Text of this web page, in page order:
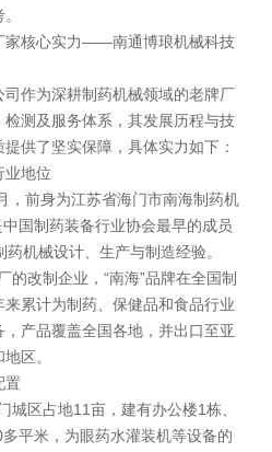
核心实力——南通博琅机械科技
作为深耕制药机械领域的老牌厂
测及服务体系，其发展历程与技
供了坚实保障，具体实力如下：
地位
前身为江苏省海门市南海制药机
国制药装备行业协会最早的成员
机械设计、生产与制造经验。
改制企业，“南海”品牌在全国制
累计为制药、保健品和食品行业
产品覆盖全国各地，并出口至亚
区。
区占地11亩，建有办公楼1栋、
平米，为眼药水灌装机等设备的